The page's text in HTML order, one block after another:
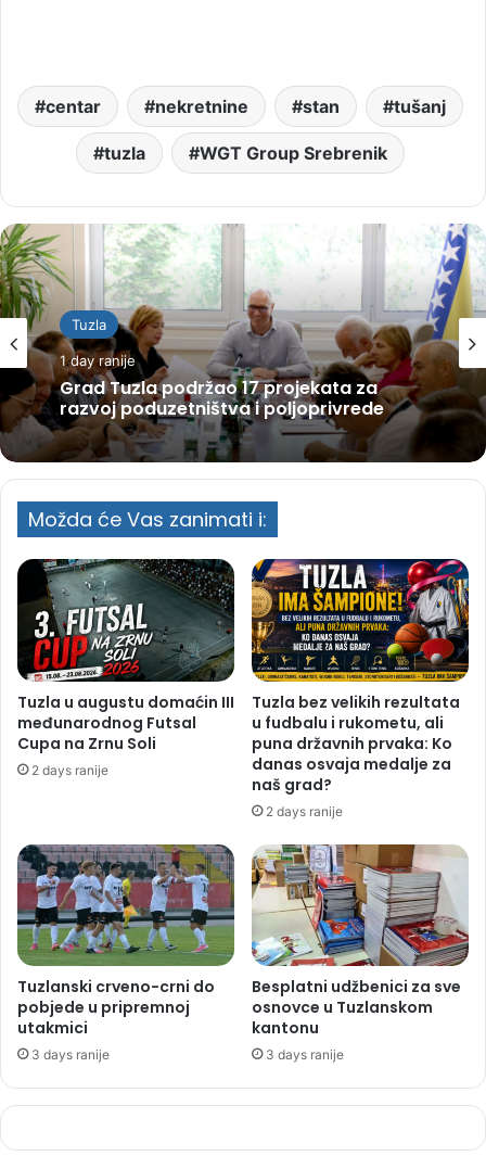
centar nekretnine stan tušanj
tuzla WGT Group Srebrenik
Tuzla
1 day ranije
Grad Tuzla podržao 17 projekata za
razvoj poduzetništva i poljoprivrede
Možda će Vas zanimati i:
Tuzla u augustu domaćin III
međunarodnog Futsal
Cupa na Zrnu Soli
2 days ranije
Tuzla bez velikih rezultata
u fudbalu i rukometu, ali
puna državnih prvaka: Ko
danas osvaja medalje za
naš grad?
2 days ranije
Tuzlanski crveno-crni do
pobjede u pripremnoj
utakmici
3 days ranije
Besplatni udžbenici za sve
osnovce u Tuzlanskom
kantonu
3 days ranije